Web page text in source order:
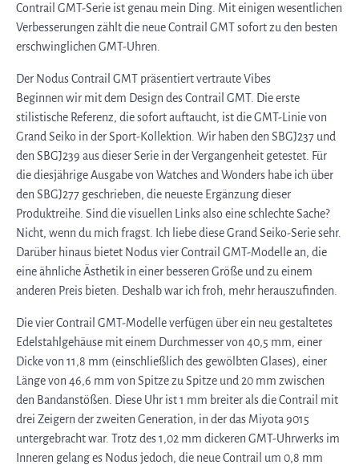
Contrail GMT-Serie ist genau mein Ding. Mit einigen wesentlichen
Verbesserungen zählt die neue Contrail GMT sofort zu den besten
erschwinglichen GMT-Uhren.
Der Nodus Contrail GMT präsentiert vertraute Vibes
Beginnen wir mit dem Design des Contrail GMT. Die erste
stilistische Referenz, die sofort auftaucht, ist die GMT-Linie von
Grand Seiko in der Sport-Kollektion. Wir haben den SBGJ237 und
den SBGJ239 aus dieser Serie in der Vergangenheit getestet. Für
die diesjährige Ausgabe von Watches and Wonders habe ich über
den SBGJ277 geschrieben, die neueste Ergänzung dieser
Produktreihe. Sind die visuellen Links also eine schlechte Sache?
Nicht, wenn du mich fragst. Ich liebe diese Grand Seiko-Serie sehr.
Darüber hinaus bietet Nodus vier Contrail GMT-Modelle an, die
eine ähnliche Ästhetik in einer besseren Größe und zu einem
anderen Preis bieten. Deshalb war ich froh, mehr herauszufinden.
Die vier Contrail GMT-Modelle verfügen über ein neu gestaltetes
Edelstahlgehäuse mit einem Durchmesser von 40,5 mm, einer
Dicke von 11,8 mm (einschließlich des gewölbten Glases), einer
Länge von 46,6 mm von Spitze zu Spitze und 20 mm zwischen
den Bandanstößen. Diese Uhr ist 1 mm breiter als die Contrail mit
drei Zeigern der zweiten Generation, in der das Miyota 9015
untergebracht war. Trotz des 1,02 mm dickeren GMT-Uhrwerks im
Inneren gelang es Nodus jedoch, die neue Contrail um 0,8 mm